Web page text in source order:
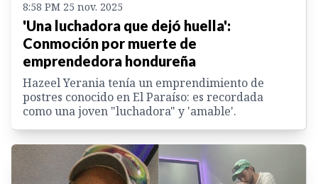
8:58 PM 25 nov. 2025
'Una luchadora que dejó huella':
Conmoción por muerte de
emprendedora hondureña
Hazeel Yerania tenía un emprendimiento de
postres conocido en El Paraíso: es recordada
como una joven "luchadora" y 'amable'.